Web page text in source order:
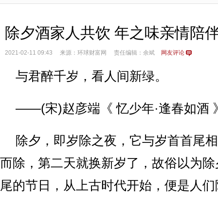
除夕酒家人共饮 年之味亲情陪
2021-02-11 09:43 来源：环球财富网 责任编辑：余斌 网友评论
与君醉千岁，看人间新绿。
——(宋)赵彦端《 忆少年·逢春如酒
除夕，即岁除之夜，它与岁首首尾
而除，第二天就换新岁了，故俗以为
尾的节日，从上古时代开始，便是人